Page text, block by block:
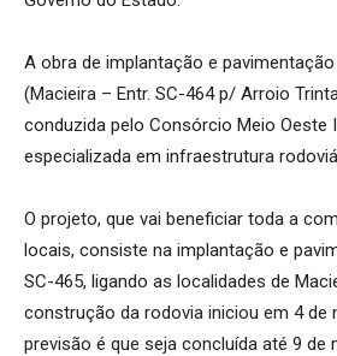
A obra de implantação e
(Macieira – Entr. SC-464 p/ Arroio
conduzida pelo Consórcio Meio Oeste
especializada em infraestrutura
O projeto, que vai beneficiar toda a
locais, consiste na implantação e
SC-465, ligando as localidades de
construção da rodovia iniciou em 4 de
previsão é que seja concluída até 9 de